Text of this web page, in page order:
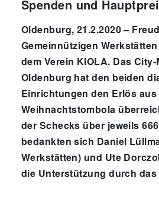
Spenden und
Oldenburg, 21.2.2020 –
Gemeinnützigen
dem Verein KIOLA. Das
Oldenburg hat den beiden
Einrichtungen den Erlös aus
Weihnachtstombola
der Schecks über jeweils
bedankten sich Daniel
Werkstätten) und Ute
die Unterstützung durch das